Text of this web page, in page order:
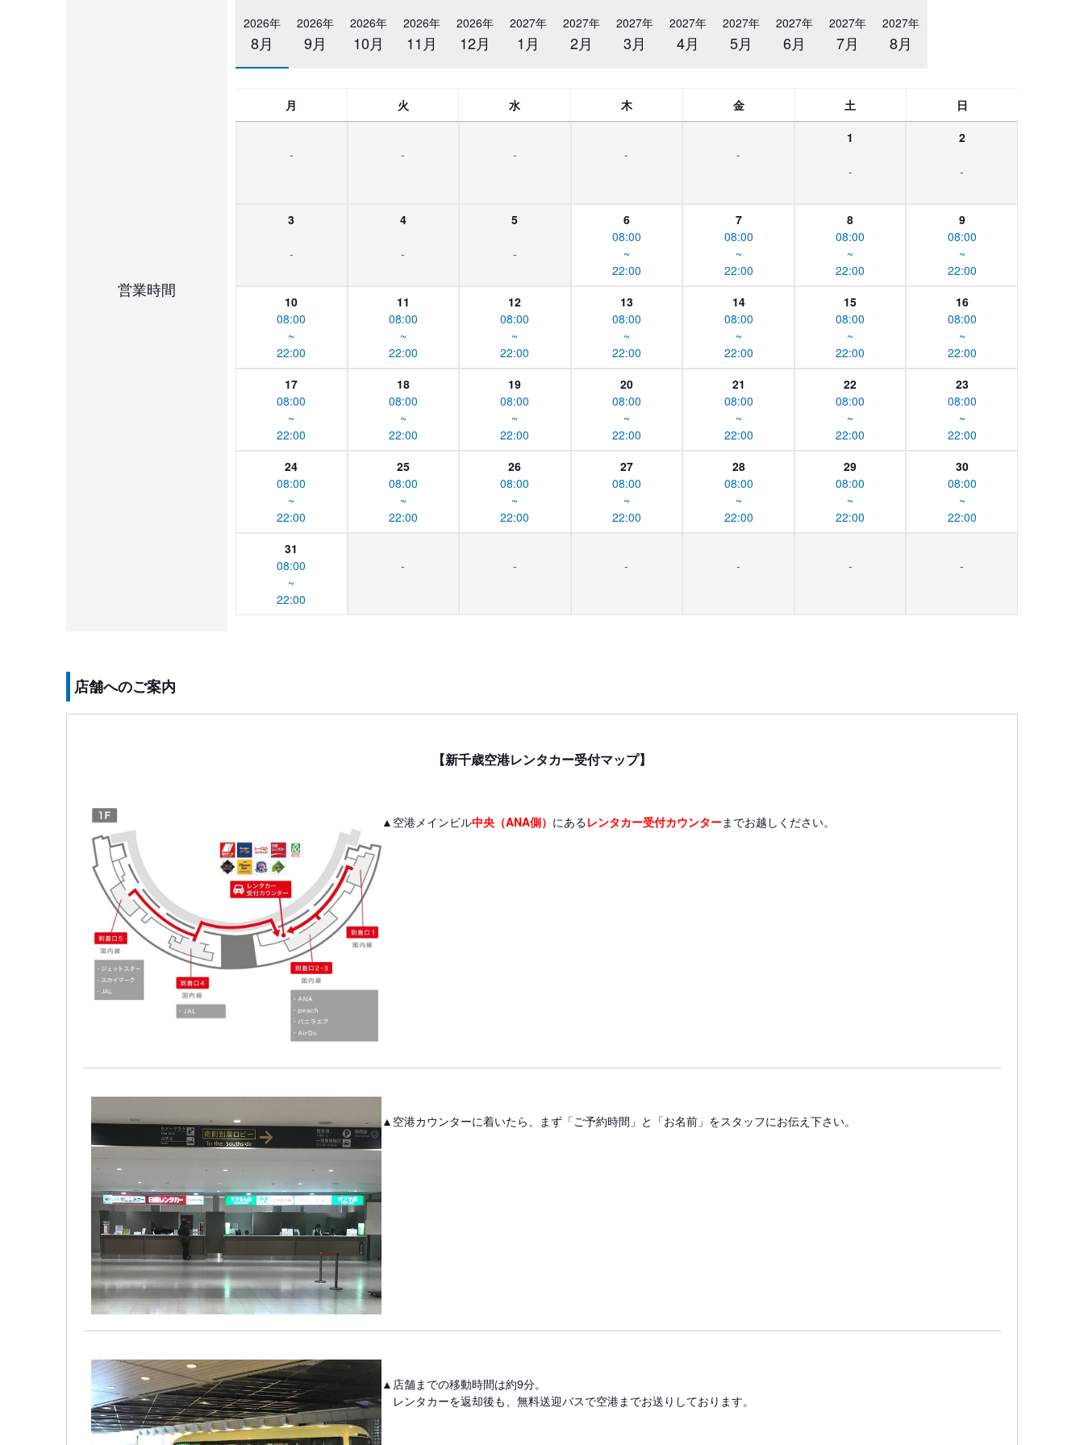
営業時間
2026年
8月
2026年
9月
2026年
10月
2026年
11月
2026年
12月
2027年
1月
2027年
2月
2027年
3月
2027年
4月
2027年
5月
2027年
6月
2027年
7月
2027年
8月
月 火 水 木 金 土 日
- - - - -
1
-
2
-
3
-
4
-
5
-
6
08:00
~
22:00
7
08:00
~
22:00
8
08:00
~
22:00
9
08:00
~
22:00
10
08:00
~
22:00
11
08:00
~
22:00
12
08:00
~
22:00
13
08:00
~
22:00
14
08:00
~
22:00
15
08:00
~
22:00
16
08:00
~
22:00
17
08:00
~
22:00
18
08:00
~
22:00
19
08:00
~
22:00
20
08:00
~
22:00
21
08:00
~
22:00
22
08:00
~
22:00
23
08:00
~
22:00
24
08:00
~
22:00
25
08:00
~
22:00
26
08:00
~
22:00
27
08:00
~
22:00
28
08:00
~
22:00
29
08:00
~
22:00
30
08:00
~
22:00
31
08:00
~
22:00
- - - - - -
店舗へのご案内
【新千歳空港レンタカー受付マップ】
▲空港メインビル中央（ANA側） にあるレンタカー受付カウンターまでお越しください。
▲空港カウンターに着いたら、まず「ご予約時間」と「お名前」をスタッフにお伝え下さい。
▲店舗までの移動時間は約9分。
レンタカーを返却後も、無料送迎バスで空港までお送りしております。